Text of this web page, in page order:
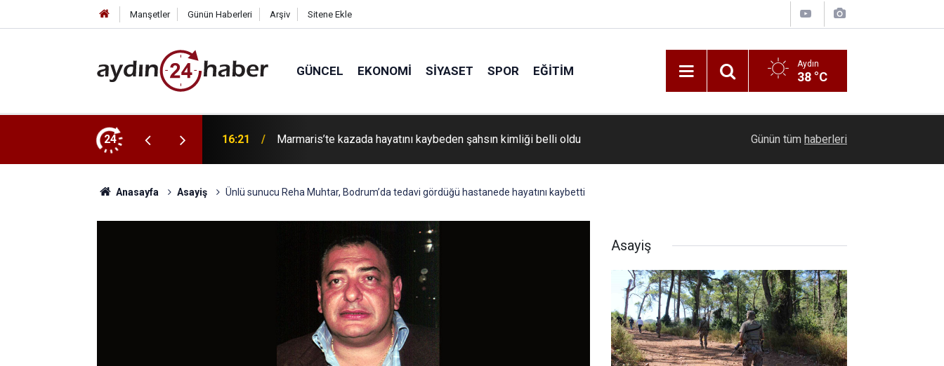
Manşetler Günün Haberleri Arşiv Sitene Ekle
GÜNCEL EKONOMI SIYASET SPOR EĞITIM Aydın
38 °C
24 16:21 Marmaris’te kazada hayatını kaybeden şahsın kimliği belli oldu Köşk’te incir üreticilerine yeni sezon öncesi
Günün tüm haberleri
Anasayfa Asayiş Ünlü sunucu Reha Muhtar, Bodrum’da tedavi gördüğü hastanede hayatını kaybetti
Asayiş